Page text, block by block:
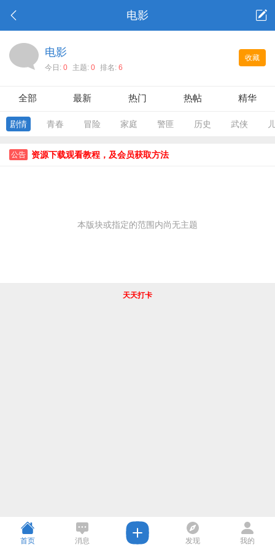
电影
收藏
电影
今日: 0 主题: 0 排名: 6
全部 最新 热门 热帖 精华
剧情 青春 冒险 家庭 警匪 历史 武侠
公告 资源下载观看教程，及会员获取方法
本版块或指定的范围内尚无主题
天天打卡
首页 消息 发现 我的